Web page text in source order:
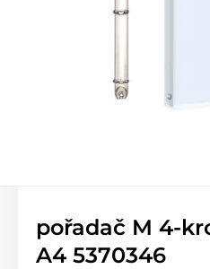
pořadač M 4-
A4 5370346